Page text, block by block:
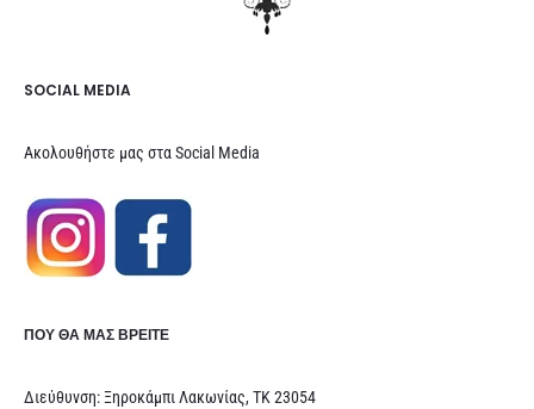
SOCIAL MEDIA
Ακολουθήστε μας στα Social Media
ΠΟΥ ΘΑ ΜΑΣ ΒΡΕΊΤΕ
Διεύθυνση: Ξηροκάμπι Λακωνίας, ΤΚ 23054